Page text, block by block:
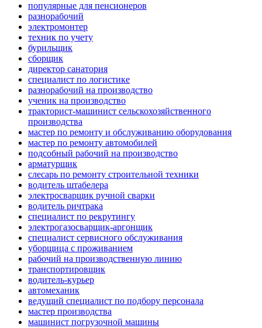
популярные для пенсионеров
разнорабочий
электромонтер
техник по учету
бурильщик
сборщик
директор санатория
специалист по логистике
разнорабочий на производство
ученик на производство
тракторист-машинист сельскохозяйственного
производства
мастер по ремонту и обслуживанию оборудования
мастер по ремонту автомобилей
подсобный рабочий на производство
арматурщик
слесарь по ремонту строительной техники
водитель штабелера
электросварщик ручной сварки
водитель ричтрака
специалист по рекрутингу
электрогазосварщик-аргонщик
специалист сервисного обслуживания
уборщица с проживанием
рабочий на производственную линию
транспортировщик
водитель-курьер
автомеханик
ведущий специалист по подбору персонала
мастер производства
машинист погрузочной машины